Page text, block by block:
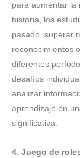
para aumentar la
historia, los
pasado, superar
reconocimientos
diferentes
desafíos
analizar
aprendizaje en
significativa.
4. Juego de